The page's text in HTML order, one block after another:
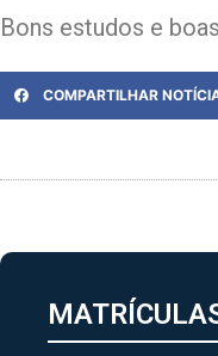
Bons estudos e
COMPARTILHAR